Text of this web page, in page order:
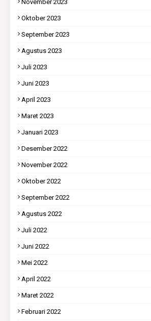
November 2023
Oktober 2023
September 2023
Agustus 2023
Juli 2023
Juni 2023
April 2023
Maret 2023
Januari 2023
Desember 2022
November 2022
Oktober 2022
September 2022
Agustus 2022
Juli 2022
Juni 2022
Mei 2022
April 2022
Maret 2022
Februari 2022